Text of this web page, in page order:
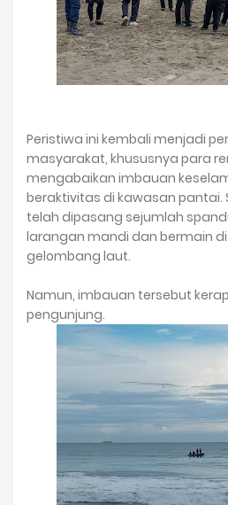
Peristiwa ini kembali menjadi
masyarakat, khususnya para
mengabaikan imbauan
beraktivitas di kawasan pantai.
telah dipasang sejumlah
larangan mandi dan bermain
gelombang laut.
Namun, imbauan tersebut
pengunjung.